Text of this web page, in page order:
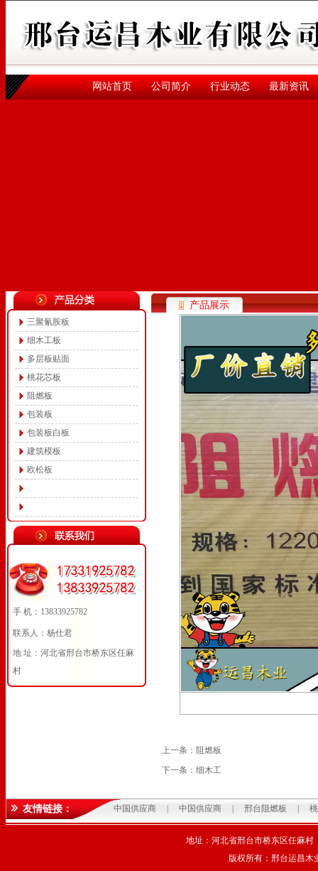
网站首页 公司简介 行业动态 最新资讯
三聚氰胺板
细木工板
多层板贴面
桃花芯板
阻燃板
包装板
包装板白板
建筑模板
欧松板
手 机：13833925782
联系人：杨仕君
地 址：河北省邢台市桥东区任麻
村
产品展示
上一条： 阻燃板
下一条： 细木工
友情链接： 中国供应商 中国供应商 邢台阻燃板
地址：河北省邢台市桥东区任
版权所有：邢台运